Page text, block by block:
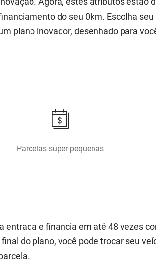
do seu 0km. Escolha
plano inovador, desenhado para
Parcelas super pequenas
entrada e financia em até 48 vezes
do plano, você pode trocar seu